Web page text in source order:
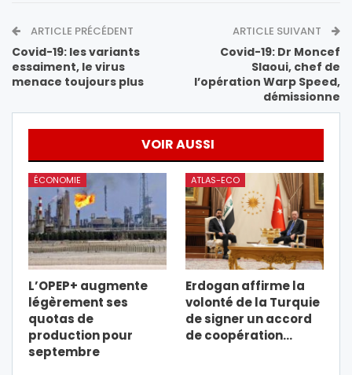
ARTICLE PRÉCÉDENT
Covid-19: les variants
essaiment, le virus
menace toujours plus
ARTICLE SUIVANT
Covid-19: Dr Moncef
Slaoui, chef de
l’opération Warp Speed,
démissionne
VOIR AUSSI
ÉCONOMIE
L’OPEP+ augmente
légèrement ses
quotas de
production pour
septembre
ATLAS-ECO
Erdogan affirme la
volonté de la Turquie
de signer un accord
de coopération…